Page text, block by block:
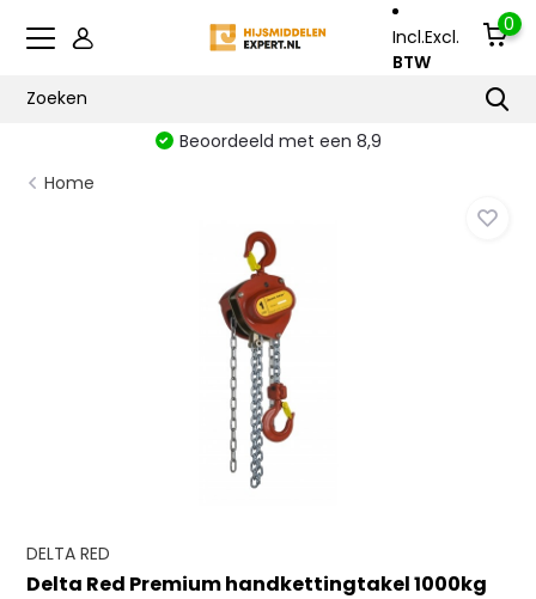
Incl.Excl.
BTW
0
Beoordeeld met een 8,9
Home
DELTA RED
Delta Red Premium handkettingtakel 1000kg